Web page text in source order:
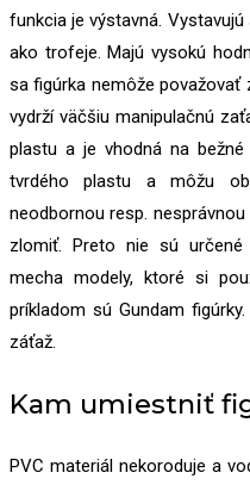
funkcia je výstavná.
ako trofeje. Majú vysokú
sa figúrka nemôže považovať
vydrží väčšiu manipulačnú
plastu a je vhodná na
tvrdého plastu a môžu
neodbornou resp.
zlomiť. Preto nie sú určené
mecha modely, ktoré si
príkladom sú Gundam
záťaž.
Kam umiestniť
PVC materiál nekoroduje a